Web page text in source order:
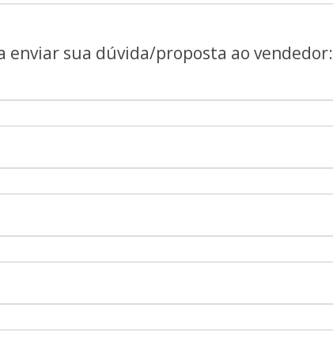
sua dúvida/proposta ao vendedor: